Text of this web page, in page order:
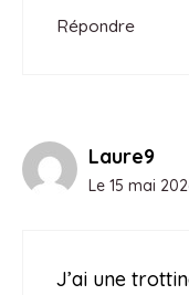
Répondre
Laure9
Le 15 mai
J’ai une